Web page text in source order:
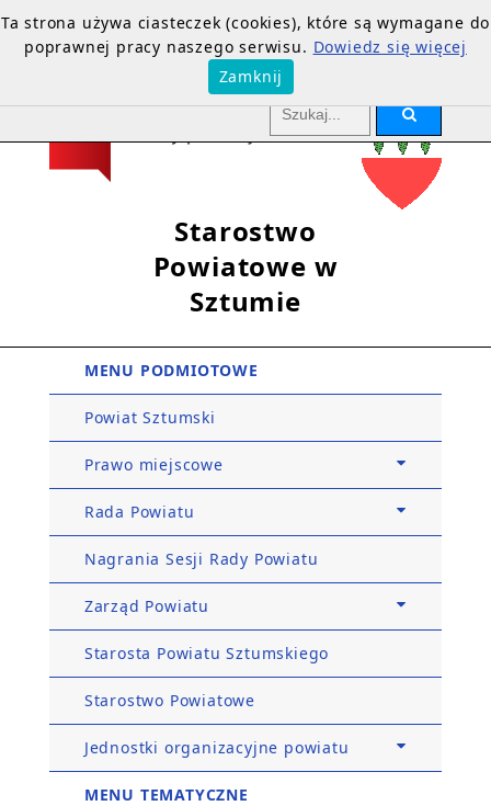
Starostwo
Powiatowe w
Sztumie
MENU PODMIOTOWE
Powiat Sztumski
Prawo miejscowe
Rada Powiatu
Nagrania Sesji Rady Powiatu
Zarząd Powiatu
Starosta Powiatu Sztumskiego
Starostwo Powiatowe
Jednostki organizacyjne powiatu
MENU TEMATYCZNE
Ta strona używa ciasteczek (cookies), które są wymagane do
poprawnej pracy naszego serwisu. Dowiedz się więcej
Zamknij